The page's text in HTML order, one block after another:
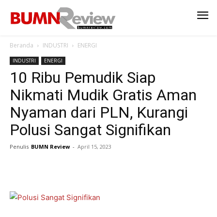
Beranda INDUSTRI ENERGI
INDUSTRI ENERGI
10 Ribu Pemudik Siap
Nikmati Mudik Gratis Aman
Nyaman dari PLN, Kurangi
Polusi Sangat Signifikan
Penulis BUMN Review - April 15, 2023